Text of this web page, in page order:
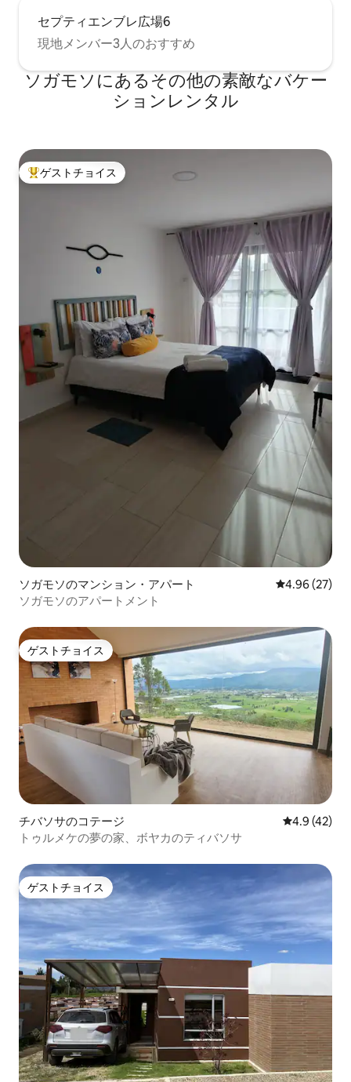
セプティエンブレ広場6
現地メンバー3人のおすすめ
ソガモソにあるその他の素敵なバケー
ションレンタル
大好評のゲストチョイスです。
ゲストチョイス
ソガモソのマンション・アパート レビュー27
4.96 (27)
ソガモソのアパートメント
ゲストチョイス
ゲストチョイス
チバソサのコテージ レビュー42
4.9 (42)
トゥルメケの夢の家、ボヤカのティバソサ
ゲストチョイス
ゲストチョイス